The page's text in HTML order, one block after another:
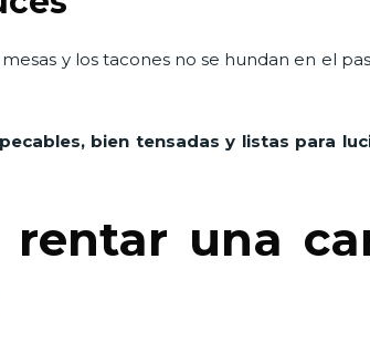
y los tacones no se hundan en el
bien tensadas y listas para
rentar una